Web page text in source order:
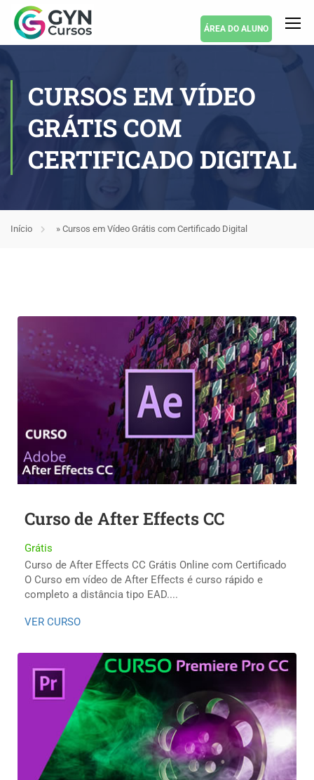
ÁREA DO ALUNO
CURSOS EM VÍDEO
GRÁTIS COM
CERTIFICADO DIGITAL
Início » Cursos em Vídeo Grátis com Certificado Digital
Curso de After Effects CC
Grátis
Curso de After Effects CC Grátis Online com Certificado
O Curso em vídeo de After Effects é curso rápido e
completo a distância tipo EAD....
VER CURSO